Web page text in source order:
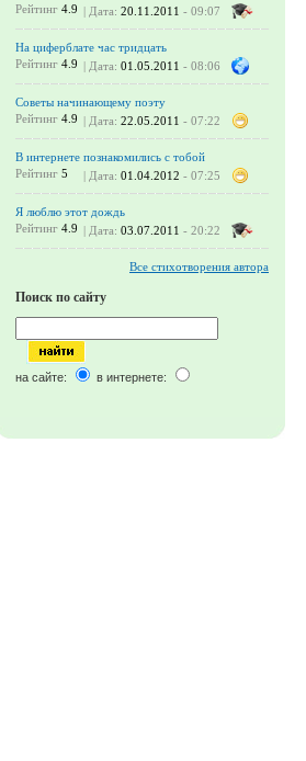
Рейтинг 4.9 | Дата: 20.11.2011 - 09:07
На циферблате час тридцать
Рейтинг 4.9 | Дата: 01.05.2011 - 08:06
Советы начинающему поэту
Рейтинг 4.9 | Дата: 22.05.2011 - 07:22
В интернете познакомились с тобой
Рейтинг 5 | Дата: 01.04.2012 - 07:25
Я люблю этот дождь
Рейтинг 4.9 | Дата: 03.07.2011 - 20:22
Все стихотворения автора
Поиск по сайту
на сайте: в интернете: